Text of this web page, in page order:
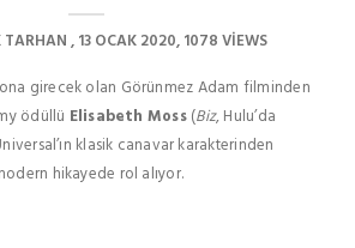
TARHAN 13 OCAK 2020 1078 VIEWS
girecek olan Görünmez Adam filminden
ödüllü Elisabeth Moss(Biz, Hulu’da
klasik canavar karakterinden
hikayede rol alıyor.